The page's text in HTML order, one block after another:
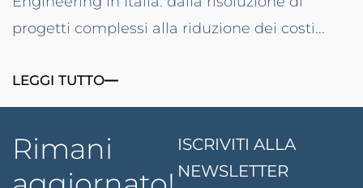
progetti complessi alla riduzione dei costi...
LEGGI TUTTO
Rimani
ISCRIVITI ALLA
NEWSLETTER